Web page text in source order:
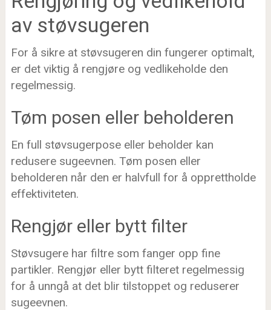
av støvsugeren
For å sikre at støvsugeren din fungerer optimalt,
er det viktig å rengjøre og vedlikeholde den
regelmessig.
Tøm posen eller beholderen
En full støvsugerpose eller beholder kan
redusere sugeevnen. Tøm posen eller
beholderen når den er halvfull for å opprettholde
effektiviteten.
Rengjør eller bytt filter
Støvsugere har filtre som fanger opp fine
partikler. Rengjør eller bytt filteret regelmessig
for å unngå at det blir tilstoppet og reduserer
sugeevnen.